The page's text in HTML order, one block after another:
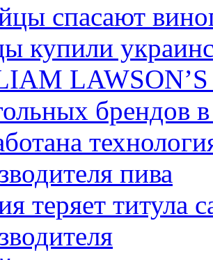
спасают
купили
LAWSON’S
брендов
пива
теряет титула